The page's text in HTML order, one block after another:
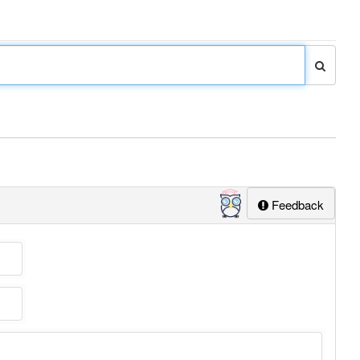
Feedback